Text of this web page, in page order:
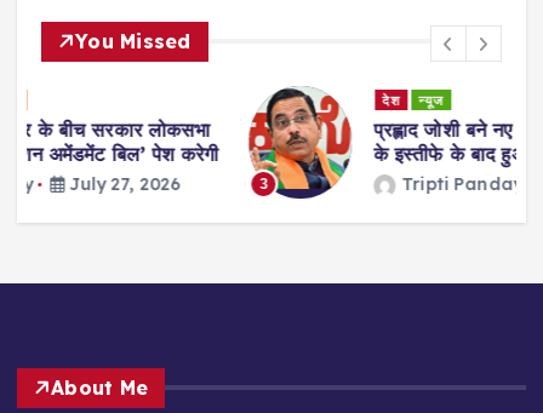
You Missed
3
प्रह्लाद जोशी बने नए शिक्षा मंत्री, धर्मेंद्र प्रधान
के इस्तीफे के बाद हुआ ऐलान
Tripti Panday July 26, 2026
About Me